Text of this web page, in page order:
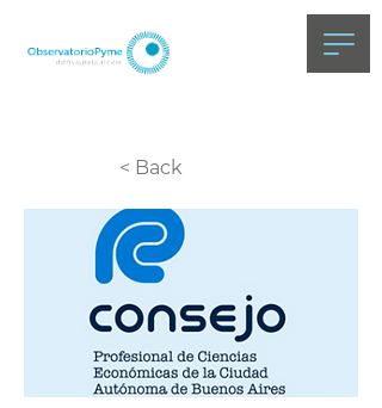
< Back